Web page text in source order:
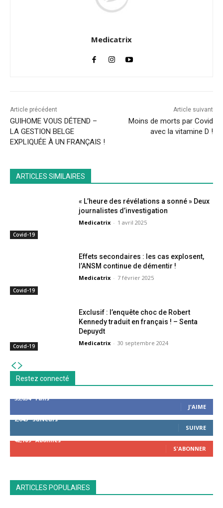
Medicatrix
Article précédent
GUIHOME VOUS DÉTEND –
LA GESTION BELGE
EXPLIQUÉE À UN FRANÇAIS !
Article suivant
Moins de morts par Covid
avec la vitamine D !
ARTICLES SIMILAIRES
Covid-19
« L’heure des révélations a sonné » Deux
journalistes d’investigation
Medicatrix - 1 avril 2025
Covid-19
Effets secondaires : les cas explosent,
l’ANSM continue de démentir !
Medicatrix - 7 février 2025
Covid-19
Exclusif : l’enquête choc de Robert
Kennedy traduit en français ! – Senta
Depuydt
Medicatrix - 30 septembre 2024
Restez connecté
53,654
Fans
J'AIME
2,043 Suiveurs
SUIVRE
42,789 Abonnés
S'ABONNER
ARTICLES POPULAIRES